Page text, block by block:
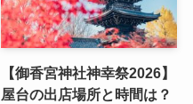
【御香宮神社神幸祭2026】
屋台の出店場所と時間は？